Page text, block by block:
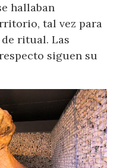
hallaban
tal vez para
ritual. Las
siguen su